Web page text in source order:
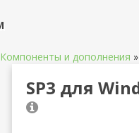
Компоненты и дополнения »
SP3 для